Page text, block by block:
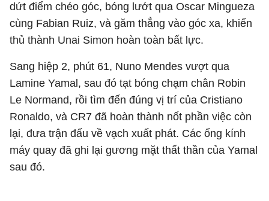
dứt điểm chéo góc, bóng lướt qua Oscar Mingueza
cùng Fabian Ruiz, và găm thẳng vào góc xa, khiến
thủ thành Unai Simon hoàn toàn bất lực.
Sang hiệp 2, phút 61, Nuno Mendes vượt qua
Lamine Yamal, sau đó tạt bóng chạm chân Robin
Le Normand, rồi tìm đến đúng vị trí của Cristiano
Ronaldo, và CR7 đã hoàn thành nốt phần việc còn
lại, đưa trận đấu về vạch xuất phát. Các ống kính
máy quay đã ghi lại gương mặt thất thần của Yamal
sau đó.